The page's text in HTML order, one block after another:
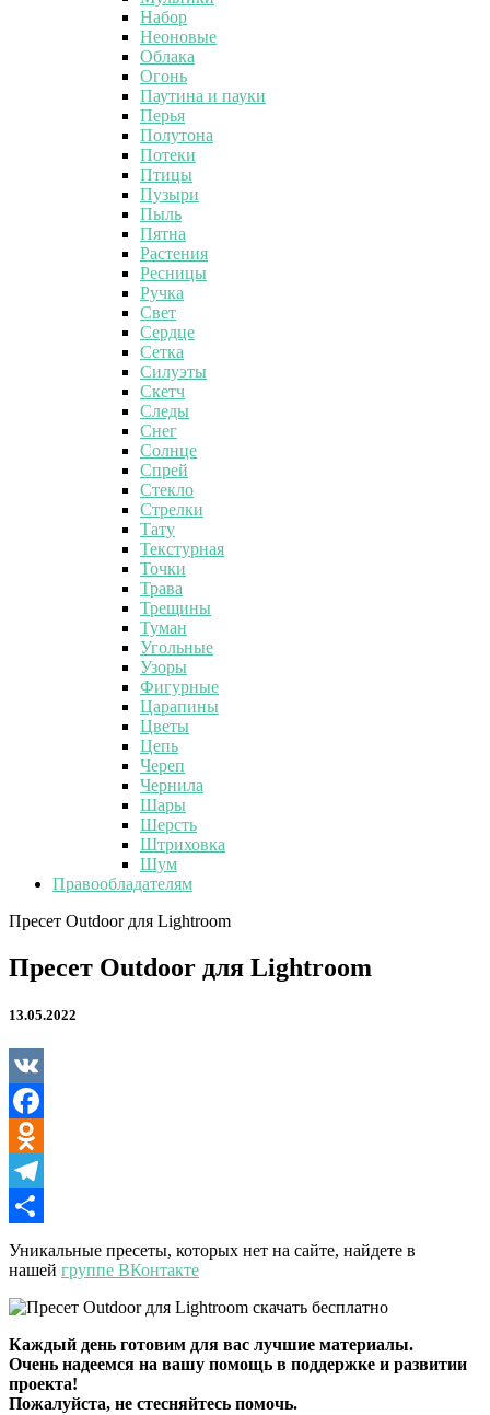
Набор
Неоновые
Облака
Огонь
Паутина и пауки
Перья
Полутона
Потеки
Птицы
Пузыри
Пыль
Пятна
Растения
Ресницы
Ручка
Свет
Сердце
Сетка
Силуэты
Скетч
Следы
Снег
Солнце
Спрей
Стекло
Стрелки
Тату
Текстурная
Точки
Трава
Трещины
Туман
Угольные
Узоры
Фигурные
Царапины
Цветы
Цепь
Череп
Чернила
Шары
Шерсть
Штриховка
Шум
Правообладателям
Пресет Outdoor для Lightroom
Пресет Outdoor для Lightroom
13.05.2022
VK
Facebook
Odnoklassniki
Telegram
Отправить
Уникальные пресеты, которых нет на сайте, найдете в
нашей группе ВКонтакте
Каждый день готовим для вас лучшие материалы.
Очень надеемся на вашу помощь в поддержке и развитии
проекта!
Пожалуйста, не стесняйтесь помочь.